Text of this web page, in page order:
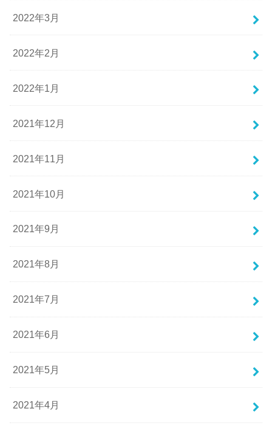
2022年3月
2022年2月
2022年1月
2021年12月
2021年11月
2021年10月
2021年9月
2021年8月
2021年7月
2021年6月
2021年5月
2021年4月